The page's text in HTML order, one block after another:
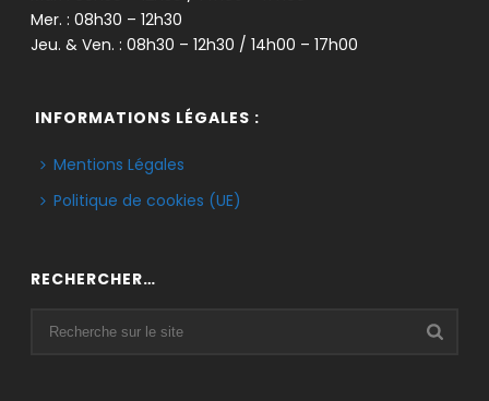
Mer. : 08h30 – 12h30
Jeu. & Ven. : 08h30 – 12h30 / 14h00 – 17h00
INFORMATIONS LÉGALES :
Mentions Légales
Politique de cookies (UE)
RECHERCHER…